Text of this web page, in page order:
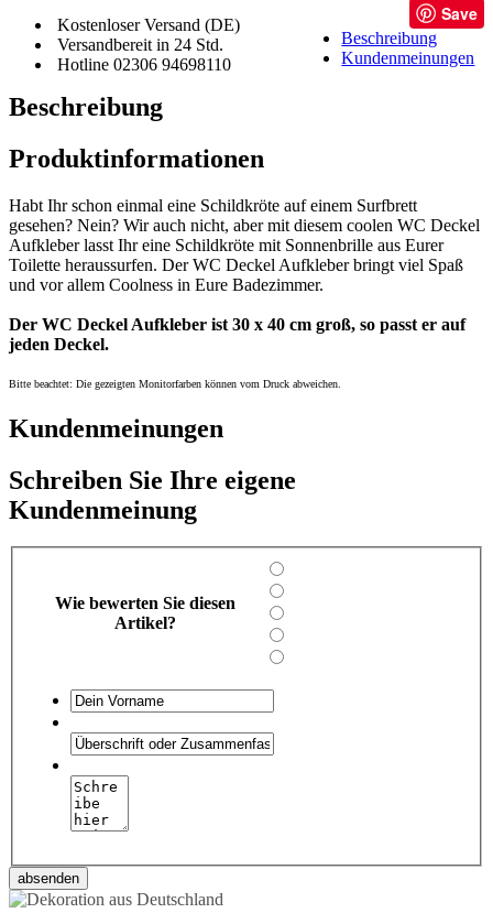
Kostenloser Versand (DE)
Versandbereit in 24 Std.
Hotline 02306 94698110
Save
Beschreibung
Kundenmeinungen
Beschreibung
Produktinformationen
Habt Ihr schon einmal eine Schildkröte auf einem Surfbrett
gesehen? Nein? Wir auch nicht, aber mit diesem coolen WC Deckel
Aufkleber lasst Ihr eine Schildkröte mit Sonnenbrille aus Eurer
Toilette heraussurfen. Der WC Deckel Aufkleber bringt viel Spaß
und vor allem Coolness in Eure Badezimmer.
Der WC Deckel Aufkleber ist 30 x 40 cm groß, so passt er auf
jeden Deckel.
Bitte beachtet: Die gezeigten Monitorfarben können vom Druck abweichen.
Kundenmeinungen
Schreiben Sie Ihre eigene
Kundenmeinung
Wie bewerten Sie diesen
Artikel?
absenden